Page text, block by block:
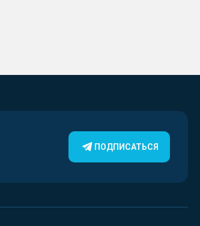
ПОДПИСАТЬСЯ